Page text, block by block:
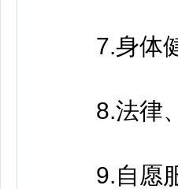
7.身体健
8.法律、
9.自愿服